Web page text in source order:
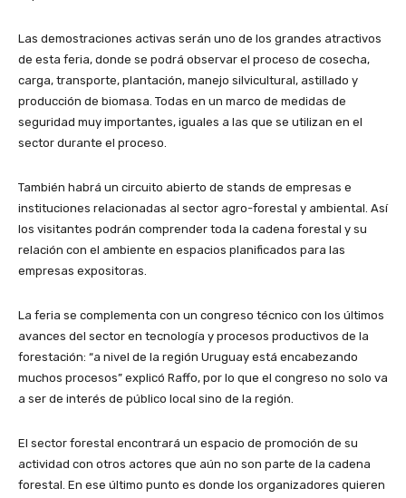
Las demostraciones activas serán uno de los grandes atractivos
de esta feria, donde se podrá observar el proceso de cosecha,
carga, transporte, plantación, manejo silvicultural, astillado y
producción de biomasa. Todas en un marco de medidas de
seguridad muy importantes, iguales a las que se utilizan en el
sector durante el proceso.
También habrá un circuito abierto de stands de empresas e
instituciones relacionadas al sector agro-forestal y ambiental. Así
los visitantes podrán comprender toda la cadena forestal y su
relación con el ambiente en espacios planificados para las
empresas expositoras.
La feria se complementa con un congreso técnico con los últimos
avances del sector en tecnología y procesos productivos de la
forestación: “a nivel de la región Uruguay está encabezando
muchos procesos” explicó Raffo, por lo que el congreso no solo va
a ser de interés de público local sino de la región.
El sector forestal encontrará un espacio de promoción de su
actividad con otros actores que aún no son parte de la cadena
forestal. En ese último punto es donde los organizadores quieren